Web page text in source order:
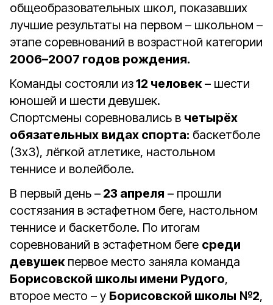
общеобразовательных школ, показавших
лучшие результаты на первом – школьном –
этапе соревнований в возрастной категории
2006–2007 годов рождения.
Команды состояли из12 человек– шести
юношей и шести девушек.
Спортсмены соревновались в четырёх
обязательных видах спорта: баскетболе
(3х3), лёгкой атлетике, настольном
теннисе и волейболе.
В первый день – 23 апреля – прошли
состязания в эстафетном беге, настольном
теннисе и баскетболе. По итогам
соревнований в эстафетном беге среди
девушекпервое место заняла команда
Борисовской школы имени Рудого,
второе место – у Борисовской школы №2,